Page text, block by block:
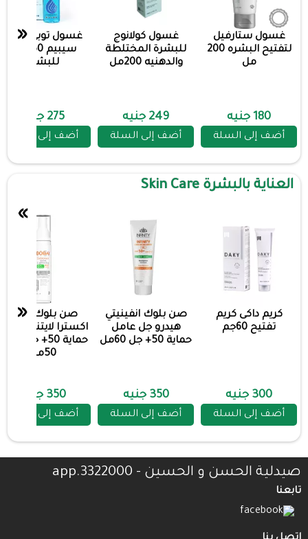
غسول ستارفيل
لتفتيح البشره 200
مل
180 جنيه
أضف إلى السلة
غسول كولانوج
للبشرة المختلطة
والدهنيه 200مل
249 جنيه
أضف إلى السلة
غسول توبي جينت
للبشره
275 جنيه
أضف إلى السلة
«
العناية بالبشرة Skin Care
كريم داكى كريم
تفتيح 60جم
300 جنيه
أضف إلى السلة
صن بلوك انفينيتي
هيدرو جل عامل
حماية 50+ جل 60مل
350 جنيه
أضف إلى السلة
صن بلوك بوباى
اكسترا لايتنتج
حماية 50+ جل
50مل
350 جنيه
أضف إلى السلة
»
«
صيدلية الحسن و الحسين - 3322000.app
تابعنا